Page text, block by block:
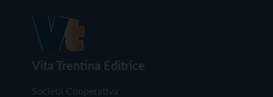
Vita Trentina Editrice
Società Cooperativa